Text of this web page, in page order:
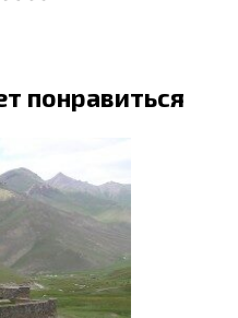
понравиться